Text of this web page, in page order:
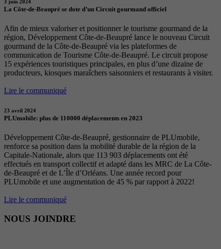
3 juin 2024
La Côte-de-Beaupré se dote d’un Circuit gourmand officiel
Afin de mieux valoriser et positionner le tourisme gourmand de la
région, Développement Côte-de-Beaupré lance le nouveau Circuit
gourmand de la Côte-de-Beaupré via les plateformes de
communication de Tourisme Côte-de-Beaupré. Le circuit propose
15 expériences touristiques principales, en plus d’une dizaine de
producteurs, kiosques maraîchers saisonniers et restaurants à visiter.
Lire le communiqué
23 avril 2024
PLUmobile: plus de 110000 déplacements en 2023
Développement Côte-de-Beaupré, gestionnaire de PLUmobile,
renforce sa position dans la mobilité durable de la région de la
Capitale-Nationale, alors que 113 903 déplacements ont été
effectués en transport collectif et adapté dans les MRC de La Côte-
de-Beaupré et de L’Île d’Orléans. Une année record pour
PLUmobile et une augmentation de 45 % par rapport à 2022!
Lire le communiqué
NOUS JOINDRE